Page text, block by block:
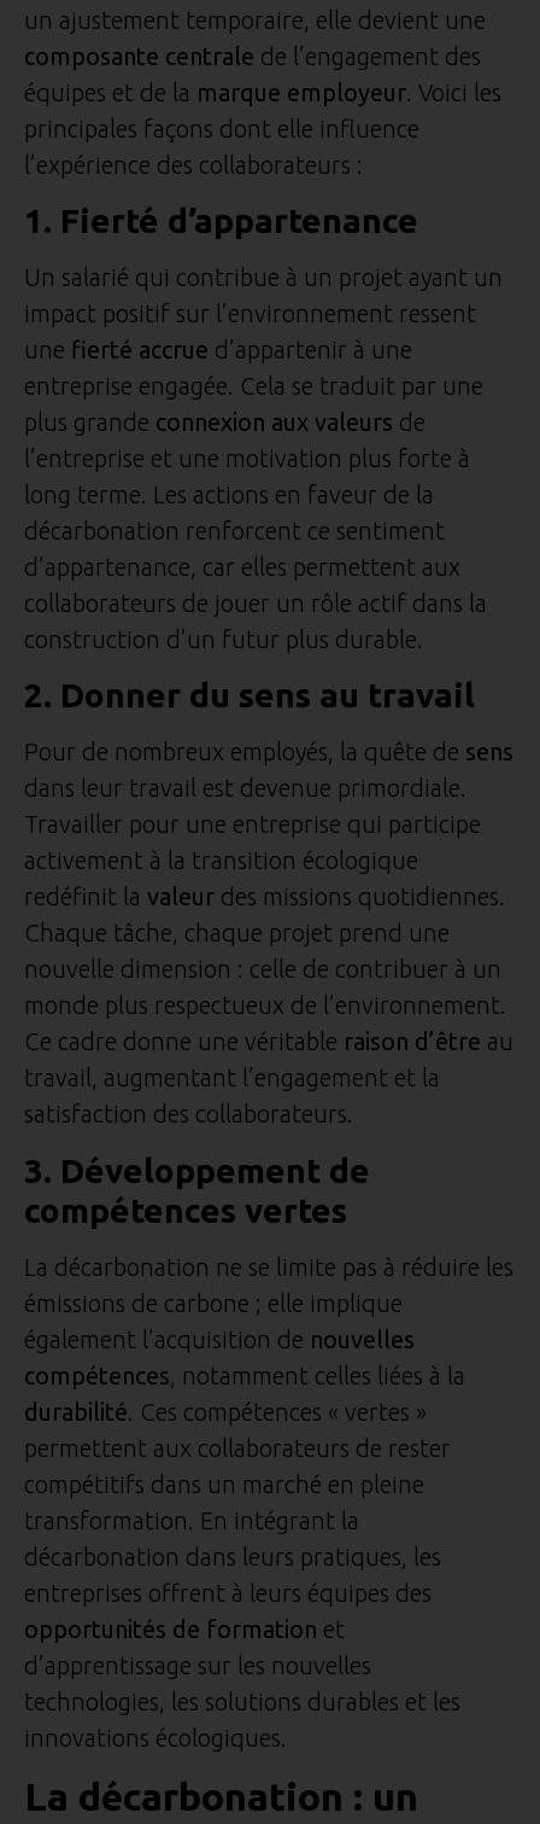
un ajustement temporaire, elle devient une
composante centrale de l’engagement des
équipes et de la marque employeur . Voici les
principales façons dont elle influence
l’expérience des collaborateurs :
1. Fierté d’appartenance
Un salarié qui contribue à un projet ayant un
impact positif sur l’environnement ressent
une fierté accrue d’appartenir à une
entreprise engagée. Cela se traduit par une
plus grande connexion aux valeurs de
l’entreprise et une motivation plus forte à
long terme. Les actions en faveur de la
décarbonation renforcent ce sentiment
d’appartenance, car elles permettent aux
collaborateurs de jouer un rôle actif dans la
construction d’un futur plus durable.
2. Donner du sens au travail
Pour de nombreux employés, la quête de sens
dans leur travail est devenue primordiale.
Travailler pour une entreprise qui participe
activement à la transition écologique
redéfinit la valeur des missions quotidiennes.
Chaque tâche, chaque projet prend une
nouvelle dimension : celle de contribuer à un
monde plus respectueux de l’environnement.
Ce cadre donne une véritable raison d’être au
travail, augmentant l’engagement et la
satisfaction des collaborateurs.
3. Développement de
compétences vertes
La décarbonation ne se limite pas à réduire les
émissions de carbone ; elle implique
également l’acquisition de nouvelles
compétences, notamment celles liées à la
durabilité. Ces compétences « vertes »
permettent aux collaborateurs de rester
compétitifs dans un marché en pleine
transformation. En intégrant la
décarbonation dans leurs pratiques, les
entreprises offrent à leurs équipes des
opportunités de formation et
d’apprentissage sur les nouvelles
technologies, les solutions durables et les
innovations écologiques.
La décarbonation : un